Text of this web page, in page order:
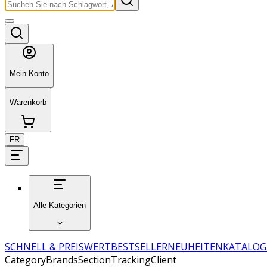
Mein Konto
Warenkorb
FR
Alle Kategorien
SCHNELL & PREISWERTBESTSELLERNEUHEITENKATALOG
CategoryBrandsSectionTrackingClient